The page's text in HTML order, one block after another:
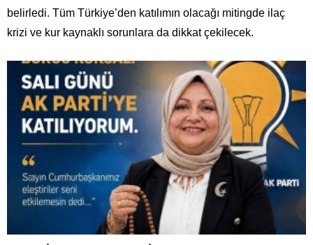
belirledi. Tüm Türkiye’den katılımın olacağı mitingde ilaç
krizi ve kur kaynaklı sorunlara da dikkat çekilecek.